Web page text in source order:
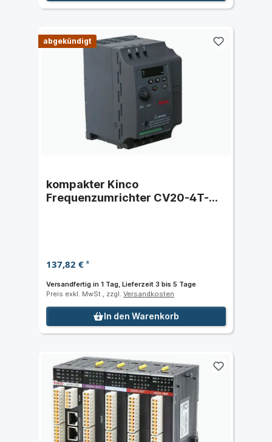
abgekündigt
kompakter Kinco
Frequenzumrichter CV20-4T-
137,82 €*
Versandfertig in 1 Tag, Lieferzeit 3 bis 5 Tage
Preis exkl. MwSt., zzgl. Versandkosten
In den Warenkorb